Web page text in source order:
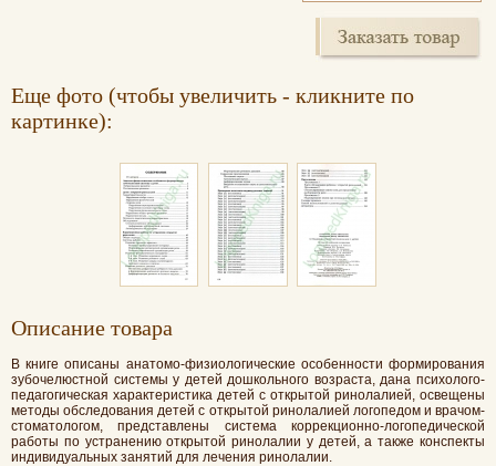
Еще фото (чтобы увеличить - кликните по
картинке):
Oписание товара
В книге описаны анатомо-физиологические особенности формирования
зубочелюстной системы у детей дошкольного возраста, дана психолого-
педагогическая характеристика детей с открытой ринолалией, освещены
методы обследования детей с открытой ринолалией логопедом и врачом-
стоматологом, представлены система коррекционно-логопедической
работы по устранению открытой ринолалии у детей, а также конспекты
индивидуальных занятий для лечения ринолалии.